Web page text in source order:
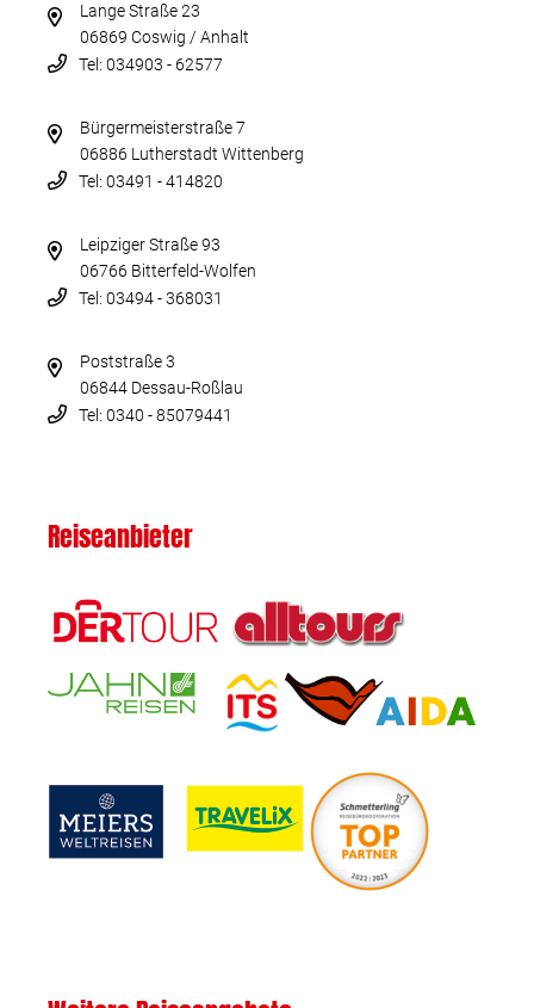
Lange Straße 23
06869 Coswig / Anhalt
Tel: 034903 - 62577
Bürgermeisterstraße 7
06886 Lutherstadt Wittenberg
Tel: 03491 - 414820
Leipziger Straße 93
06766 Bitterfeld-Wolfen
Tel: 03494 - 368031
Poststraße 3
06844 Dessau-Roßlau
Tel: 0340 - 85079441
Reiseanbieter